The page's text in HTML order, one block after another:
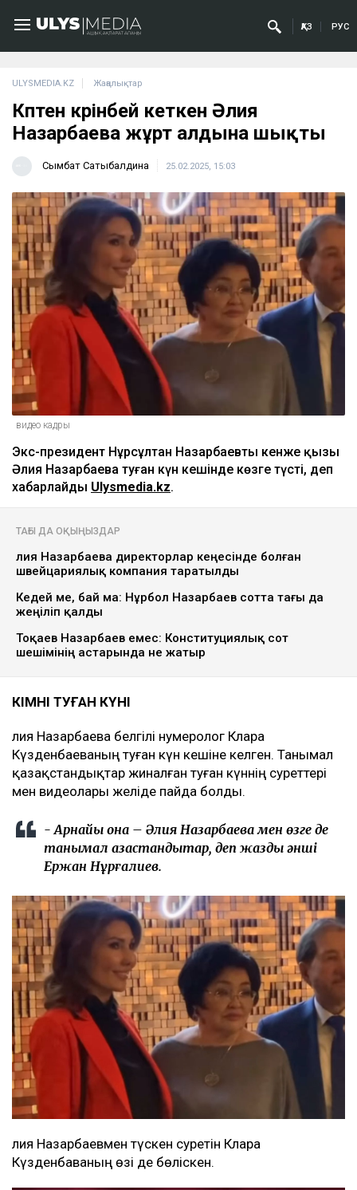
ҚАЗ РУС
ULYSMEDIA.KZ Жаңалықтар
Көптен көрінбей кеткен Әлия
Назарбаева жұрт алдына шықты
Сымбат Сатыбалдина 25.02.2025, 15:03
видео кадры
Экс-президент Нұрсұлтан Назарбаевтың кенже қызы
Әлия Назарбаева туған күн кешінде көзге түсті, деп
хабарлайды Ulysmedia.kz.
ТАҒЫ ДА ОҚЫҢЫЗДАР
Әлия Назарбаева директорлар кеңесінде болған
швейцариялық компания таратылды
Кедей ме, бай ма: Нұрбол Назарбаев сотта тағы да
жеңіліп қалды
Тоқаев Назарбаев емес: Конституциялық сот
шешімінің астарында не жатыр
КІМНІҢ ТУҒАН КҮНІ
Әлия Назарбаева белгілі нумеролог Клара
Күзденбаеваның туған күн кешіне келген. Танымал
қазақстандықтар жиналған туған күннің суреттері
мен видеолары желіде пайда болды.
- Арнайы қонақ – Әлия Назарбаева мен өзге де
танымал қазақстандықтар, деп жазды әнші
Ержан Нұрғалиев.
Әлия Назарбаевмен түскен суретін Клара
Күзденбаваның өзі де бөліскен.